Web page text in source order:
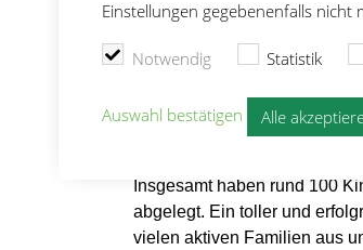
Einstellungen gegebenenfalls
Notwendig Statistik
Auswahl bestätigen Alle
aufgebaut. Dort wurden die
und Kuchen belohnt. Die
auszutauschen und sich zu
Insgesamt haben rund 100
abgelegt. Ein toller und
vielen aktiven Familien aus